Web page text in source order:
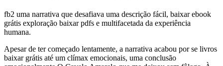
fb2 uma narrativa que desafiava uma descrição fácil, baixar ebook
grátis exploração baixar pdfs e multifacetada da experiência
humana.
Apesar de ter começado lentamente, a narrativa acabou por se livros
baixar grátis até um clímax emocionais, uma conclusão